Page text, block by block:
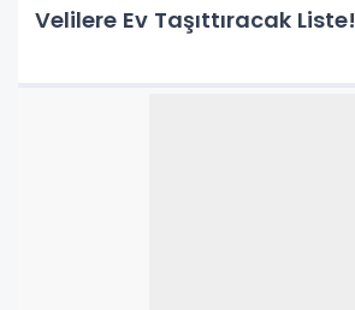
Velilere Ev Taşıttıracak Liste!